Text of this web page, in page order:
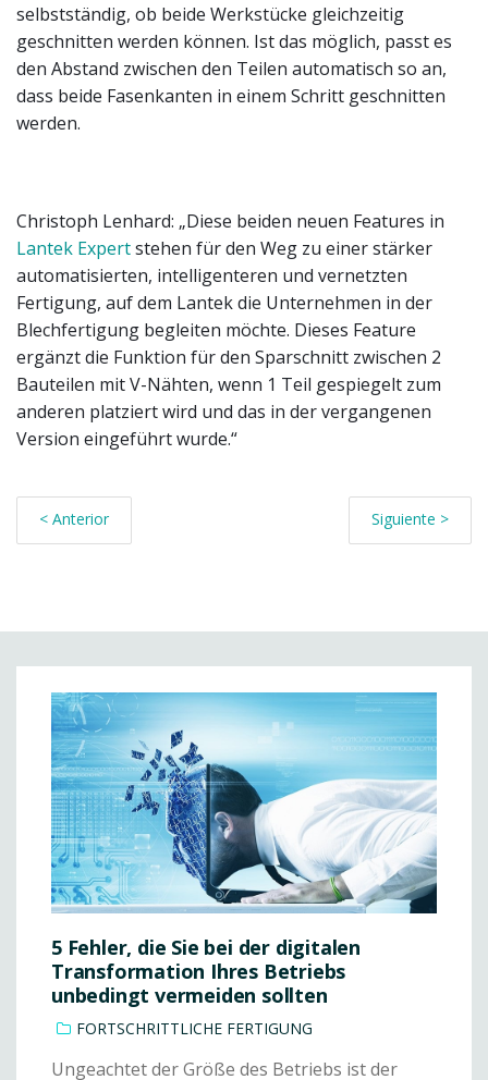
selbstständig, ob beide Werkstücke gleichzeitig
geschnitten werden können. Ist das möglich, passt es
den Abstand zwischen den Teilen automatisch so an,
dass beide Fasenkanten in einem Schritt geschnitten
werden.
Christoph Lenhard: „Diese beiden neuen Features in
Lantek Expertstehen für den Weg zu einer stärker
automatisierten, intelligenteren und vernetzten
Fertigung, auf dem Lantek die Unternehmen in der
Blechfertigung begleiten möchte. Dieses Feature
ergänzt die Funktion für den Sparschnitt zwischen 2
Bauteilen mit V-Nähten, wenn 1 Teil gespiegelt zum
anderen platziert wird und das in der vergangenen
Version eingeführt wurde.“
< Anterior Siguiente >
5 Fehler, die Sie bei der digitalen
Transformation Ihres Betriebs
unbedingt vermeiden sollten
FORTSCHRITTLICHE FERTIGUNG
Ungeachtet der Größe des Betriebs ist der